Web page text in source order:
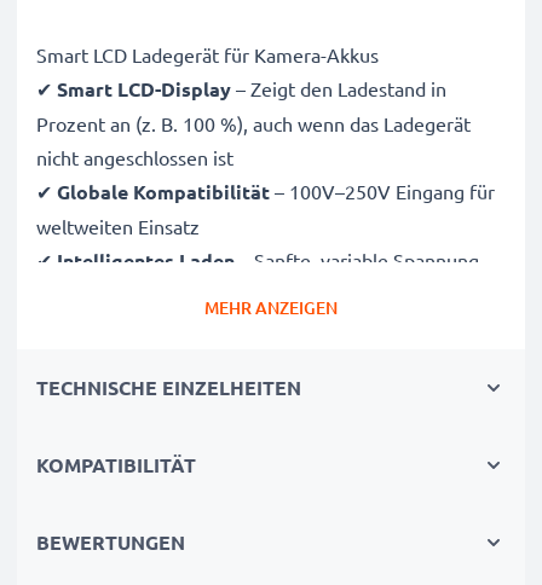
Smart LCD Ladegerät für Kamera-Akkus
✔ Smart LCD-Display – Zeigt den Ladestand in
Prozent an (z. B. 100 %), auch wenn das Ladegerät
nicht angeschlossen ist
✔ Globale Kompatibilität – 100V–250V Eingang für
weltweiten Einsatz
✔ Intelligentes Laden – Sanfte, variable Spannung
Kurzschluss
Kompakt & reisetauglich
Kameratasche
MEHR ANZEIGEN
TECHNISCHE EINZELHEITEN
KOMPATIBILITÄT
BEWERTUNGEN